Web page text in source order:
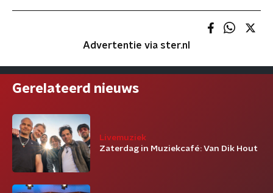
Advertentie via ster.nl
Gerelateerd nieuws
Livemuziek
Zaterdag in Muziekcafé: Van Dik Hout